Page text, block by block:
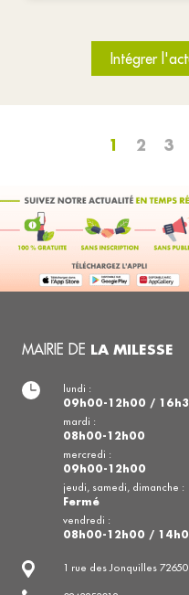
Intégrer
1 2 3
MAIRIE DE LA MILESSE
1 rue des Jonquilles 72650
lundi :
09h00-12h00 /
mardi :
08h00-12h00
mercredi :
09h00-12h00
jeudi, samedi, dimanche :
Fermé
vendredi :
08h00-12h00 /